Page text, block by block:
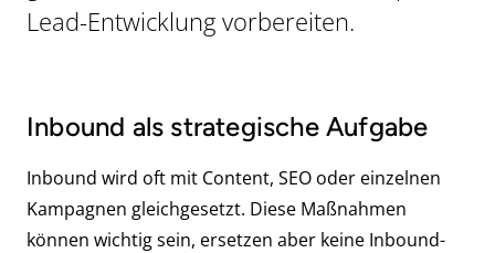
Lead-Entwicklung vorbereiten.
Inbound als strategische Aufgabe
Inbound wird oft mit Content, SEO oder einzelnen
Kampagnen gleichgesetzt. Diese Maßnahmen
können wichtig sein, ersetzen aber keine Inbound-